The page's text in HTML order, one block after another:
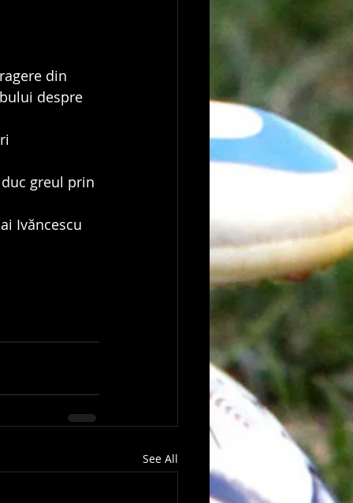
din
despre
greul prin
Ivăncescu
See All